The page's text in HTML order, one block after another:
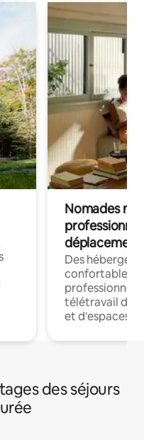
Nomades
déplacement
Des
confortables
professionnels
télétravail
et d'espaces
des séjours